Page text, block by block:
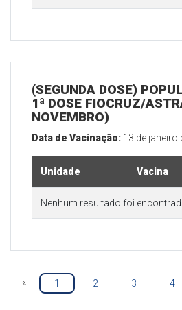
(SEGUNDA DOSE)
1ª DOSE FIOCRUZ/
NOVEMBRO)
Data de Vacinação: 13 de janeiro
Unidade Vacina
Nenhum resultado foi
« 1 2 3 4